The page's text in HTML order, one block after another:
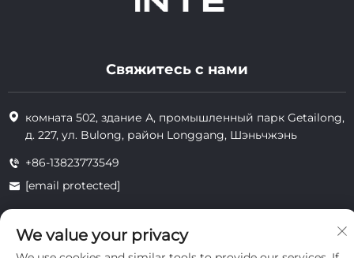
Свяжитесь с нами
комната 502, здание А, промышленный парк Getailong,
д. 227, ул. Bulong, район Longgang, Шэньчжэнь
+86-13823773549
[email protected]
Все права защищены © 2025 Inte Cosmetics (Shenzhen) Co., Ltd.
We value your privacy